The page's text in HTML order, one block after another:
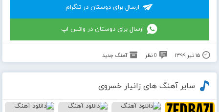
ارسال برای دوستان در تلگرام
ارسال برای دوستان در واتس اپ
۱۵ تیر ۱۳۹۹ 0 نظر آهنگ جدید
سایر آهنگ های زانیار خسروی